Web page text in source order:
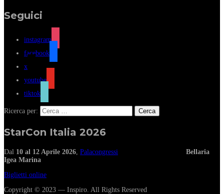
Seguici
instagram
facebook
x
youtube
tiktok
Ricerca per:
StarCon Italia 2026
Dal 10 al 12 Aprile 2026, Palacongressi
Bellaria
Igea Marina
Biglietti online
Copyright © 2023 — Inspiro. All Rights Reserved